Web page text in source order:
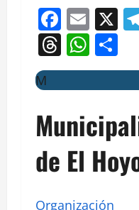
X
Threads
M
de El
Organización